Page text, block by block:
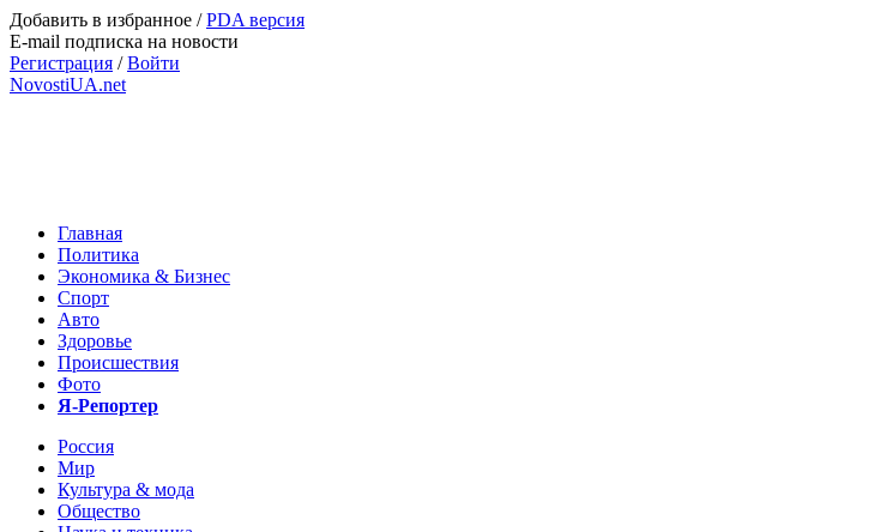
Добавить в избранное /PDA версия
E-mail подписка на новости
Регистрация /Войти
NovostiUA.net
Главная
Политика
Экономика & Бизнес
Спорт
Авто
Здоровье
Происшествия
Фото
Я-Репортер
Россия
Мир
Культура & мода
Общество